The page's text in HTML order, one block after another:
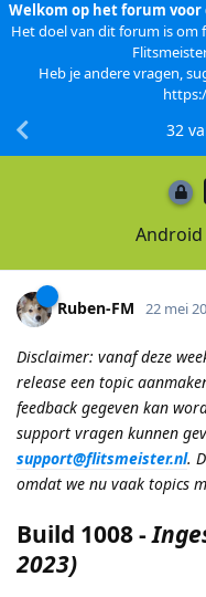
Welkom op het forum voor
Het doel van dit forum is om
Heb je andere vragen,
Android
32
Ruben-FM 22 mei
Disclaimer: vanaf deze
release een topic
feedback gegeven kan
support vragen kunnen
support@flitsmeister.nl.
omdat we nu vaak topics
Build 1008-
2023)